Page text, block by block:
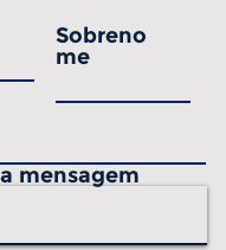
Sobreno
me
mensagem